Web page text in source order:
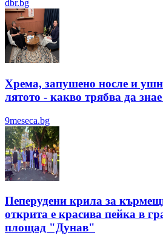
dbr.bg
Хрема, запушено носле и
лятотo - какво трябва да
9meseca.bg
Пеперудени крила за
открита е красива пейка в
площад "Дунав"